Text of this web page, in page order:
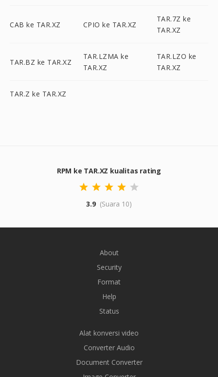
CAB ke TAR.XZ CPIO ke TAR.XZ
TAR.7Z ke
TAR.XZ
TAR.BZ ke TAR.XZ
TAR.LZMA ke
TAR.XZ
TAR.LZO ke
TAR.XZ
TAR.Z ke TAR.XZ
RPM ke TAR.XZ kualitas rating
3.9 (Suara 10)
About
Security
Format
Help
Status
Alat konversi video
Converter Audio
Document Converter